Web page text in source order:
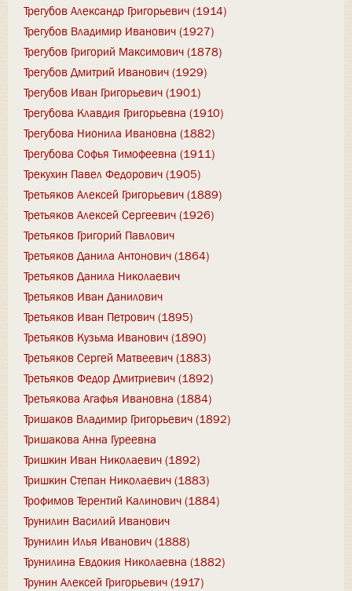
Трегубов Александр Григорьевич (1914)
Трегубов Владимир Иванович (1927)
Трегубов Григорий Максимович (1878)
Трегубов Дмитрий Иванович (1929)
Трегубов Иван Григорьевич (1901)
Трегубова Клавдия Григорьевна (1910)
Трегубова Нионила Ивановна (1882)
Трегубова Софья Тимофеевна (1911)
Трекухин Павел Федорович (1905)
Третьяков Алексей Григорьевич (1889)
Третьяков Алексей Сергеевич (1926)
Третьяков Григорий Павлович
Третьяков Данила Антонович (1864)
Третьяков Данила Николаевич
Третьяков Иван Данилович
Третьяков Иван Петрович (1895)
Третьяков Кузьма Иванович (1890)
Третьяков Сергей Матвеевич (1883)
Третьяков Федор Дмитриевич (1892)
Третьякова Агафья Ивановна (1884)
Тришаков Владимир Григорьевич (1892)
Тришакова Анна Гуреевна
Тришкин Иван Николаевич (1892)
Тришкин Степан Николаевич (1883)
Трофимов Терентий Калинович (1884)
Трунилин Василий Иванович
Трунилин Илья Иванович (1888)
Трунилина Евдокия Николаевна (1882)
Трунин Алексей Григорьевич (1917)